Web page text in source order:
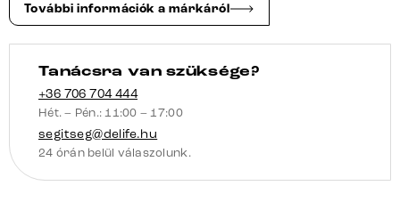
További információk a márkáról
Tanácsra van szüksége?
+36 706 704 444
Hét. – Pén.: 11:00 – 17:00
segitseg@delife.hu
24 órán belül válaszolunk.